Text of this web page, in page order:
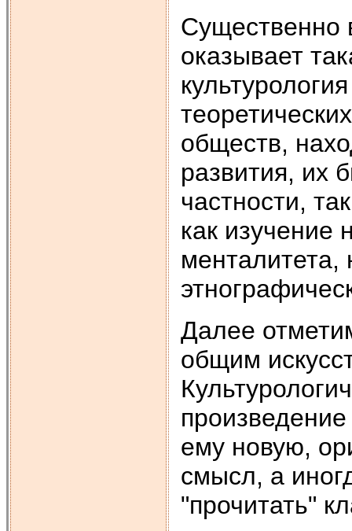
Существенно
оказывает
обществ,
развития, их
частности,
как изучение
Далее
общим
произведение
ему новую,
смысл, а
"прочитать"